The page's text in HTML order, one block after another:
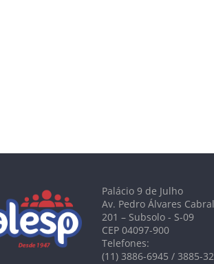
Palácio 9 de Julho
Av. Pedro Álvares
201 – Subsolo - S-09
CEP 04097-900
Telefones:
(11) 3886-6945 / 3885-